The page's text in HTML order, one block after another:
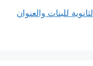
للبنات والعنوان